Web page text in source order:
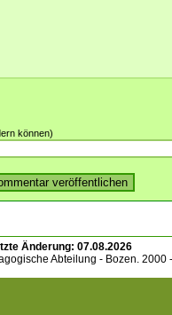
können)
Änderung: 07.08.2026
Abteilung - Bozen. 2000